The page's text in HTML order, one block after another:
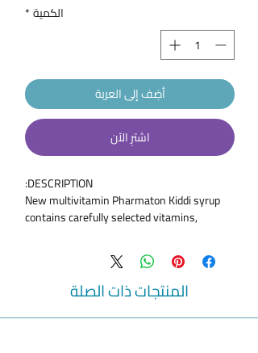
الكمية*
أضِف إلى العربة
اشترِ الآن
DESCRIPTION:
New multivitamin Pharmaton Kiddi syrup
contains carefully selected vitamins,
particularly important for the development
of children aged 1-12 years, all the best
doses for maximum safety and efficiency.
KIDDI PHARMATON SYRUP 200ML